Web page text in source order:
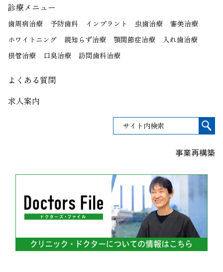
診療メニュー
歯周病治療 予防歯科 インプラント 虫歯治療
審美治療
ホワイトニング
親知らず治療 顎関節症治療
入れ歯治療
根管治療
口臭治療 訪問歯科治療
よくある質問
求人案内
事業再構築